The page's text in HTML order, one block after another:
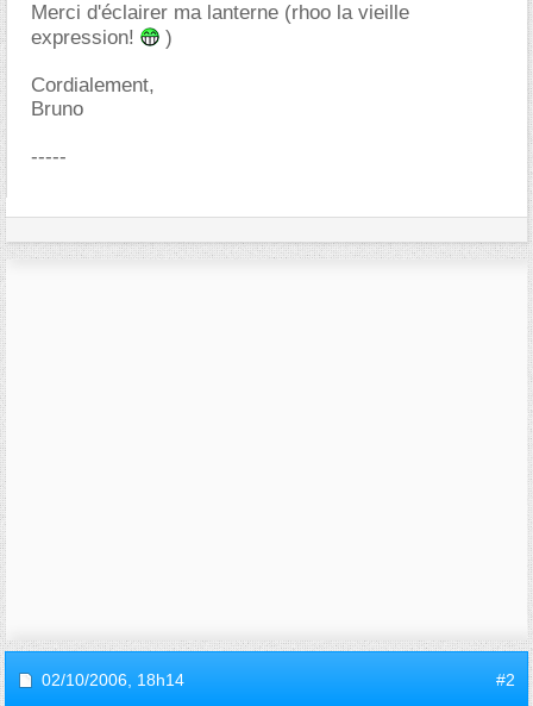
Merci d'éclairer ma lanterne (rhoo la vieille
expression!
)
Cordialement,
Bruno
-----
02/10/2006, 18h14 #2